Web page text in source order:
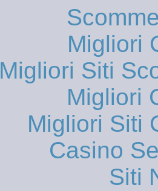
Migliori
Migliori Siti
Migliori
Migliori Siti
Casino
Siti